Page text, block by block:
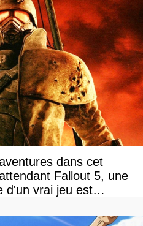
dans cet
Fallout 5, une
d'un vrai jeu est